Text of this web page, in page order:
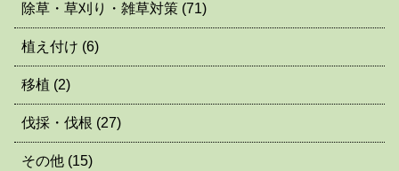
除草・草刈り・雑草対策 (71)
植え付け (6)
移植 (2)
伐採・伐根 (27)
その他 (15)